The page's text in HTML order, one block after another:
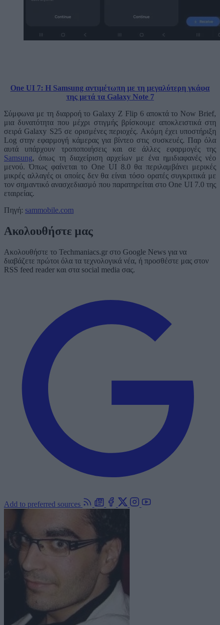
One UI 7: H Samsung αντιμέτωπη με τη μεγαλύτερη γκάφα
της μετά τα Galaxy Note 7
Σύμφωνα με τη διαρροή το Galaxy Z Flip 6 αποκτά το Now Brief,
μια δυνατότητα που μέχρι στιγμής βρίσκουμε αποκλειστικά στη
σειρά Galaxy S25 σε ορισμένες περιοχές. Ακόμη έχει υποστήριξη
Log στην εφαρμογή κάμερας για βίντεο στις συσκευές. Παρ όλα
αυτά υπάρχουν τροποποιήσεις και σε άλλες εφαρμογές της
Samsung, όπως τη διαχείριση αρχείων με ένα ημιδιαφανές νέο
μενού. Όπως φαίνεται το One UI 8.0 θα περιλαμβάνει μερικές
μικρές αλλαγές οι οποίες δεν θα είναι τόσο ορατές συγκριτικά με
τον σημαντικό ανασχεδιασμό που παρατηρείται στο One UI 7.0 της
εταιρείας.
Πηγή: sammobile.com
Ακολουθήστε μας
Ακολουθήστε το Techmaniacs.gr στο Google News για να
διαβάζετε πρώτοι όλα τα τεχνολογικά νέα, ή προσθέστε μας στον
RSS feed reader και στα social media σας.
Add to preferred sources